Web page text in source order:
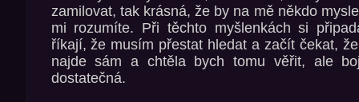
zamilovat, tak krásná, že by na mě někdo
mi rozumíte. Při těchto myšlenkách si
říkají, že musím přestat hledat a začít čekat,
najde sám a chtěla bych tomu věřit, ale
dostatečná.